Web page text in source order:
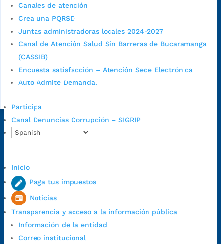
Canales de atención
Crea una PQRSD
Juntas administradoras locales 2024-2027
Canal de Atención Salud Sin Barreras de Bucaramanga
(CASSIB)
Encuesta satisfacción – Atención Sede Electrónica
Auto Admite Demanda.
Participa
Canal Denuncias Corrupción – SIGRIP
Inicio
Paga tus impuestos
Noticias
Transparencia y acceso a la información pública
Información de la entidad
Correo institucional
Sede principal
Dirección Fase I:Calle 35 # 10-43, Bucaramanga, Santander,
Colombia
Código Postal:680006. Código Dane: 68001.
Horario de Atención:
1:00 p.m. a 5:30 p.m. / viernes jornada continua en el horario de
7:00 a.m. a 5:00 p.m., con 30 minutos de descanso al medio día.